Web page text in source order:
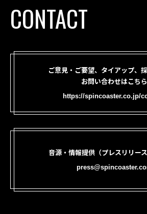
CONTACT
ご意見・ご要望、タイアップ、
お問い合わせはこちら
https://spincoaster.co.jp/
音源・情報提供（プレスリリー